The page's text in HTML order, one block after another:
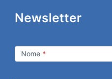
Newsletter
Nome *